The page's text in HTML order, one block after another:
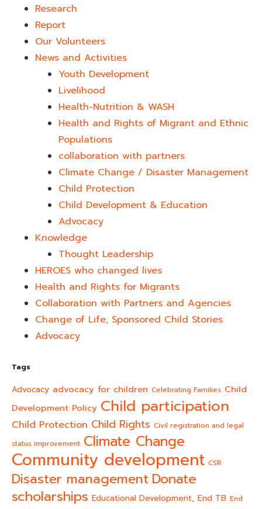
Research
Report
Our Volunteers
News and Activities
Youth Development​
Livelihood
Health-Nutrition & WASH
Health and Rights of Migrant and Ethnic
Populations
collaboration with partners
Climate Change / Disaster Management
Child Protection
Child Development & Education
Advocacy
Knowledge
Thought Leadership
HEROES who changed lives​
Health and Rights for Migrants
Collaboration with Partners and Agencies
Change of Life, Sponsored Child Stories
Advocacy
Tags
Advocacy advocacy for children Celebrating Families Child
Development Policy Child participation
Child Protection Child Rights Civil registration and legal
status improvement Climate Change
Community development CSR
Disaster management Donate
scholarships Educational Development, End TB End